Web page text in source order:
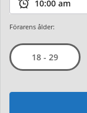
Förarens ålder:
18 - 29